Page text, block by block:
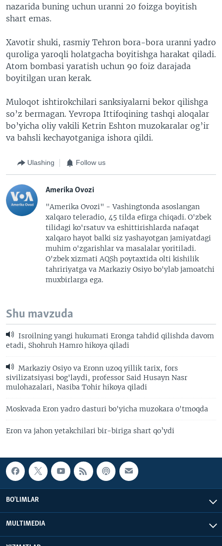
nazarida buning uchun uranni 20 foizga boyitish
shart emas.
Xavotir shuki, rasmiy Tehron bora-bora uranni yadro
quroliga yaroqli holatgacha boyitishga harakat qiladi.
Atom bombasi yaratish uchun 90 foiz darajada
boyitilgan uran kerak.
Muloqot ishtirokchilari sanksiyalarni bekor qilishga
so’z bermagan. Yevropa Ittifoqining tashqi aloqalar
bo’yicha oliy vakili Ketrin Eshton muzokaralar og’ir
va bahsli kechayotganiga ishora qildi.
Ulashing Follow us
Amerika Ovozi
"Amerika Ovozi" - Vashingtonda asoslangan
xalqaro teleradio, 45 tilda efirga chiqadi. O'zbek
tilidagi ko'rsatuv va eshittirishlarda nafaqat
xalqaro hayot balki siz yashayotgan jamiyatdagi
muhim o'zgarishlar va masalalar yoritiladi.
O'zbek xizmati AQSh poytaxtida olti kishilik
tahririyatga va Markaziy Osiyo bo'ylab jamoatchi
muxbirlarga ega.
Shu mavzuda
Isroilning yangi hukumati Eronga tahdid qilishda davom
etadi, Shohruh Hamro hikoya qiladi
Markaziy Osiyo va Eronn uzoq yillik tarix, fors
sivilizatsiyasi bog'laydi, professor Said Husayn Nasr
mulohazalari, Nasiba Tohir hikoya qiladi
Moskvada Eron yadro dasturi bo'yicha muzokara o'tmoqda
Eron va jahon yetakchilari bir-biriga shart qo’ydi
BO'LIMLAR
MULTIMEDIA